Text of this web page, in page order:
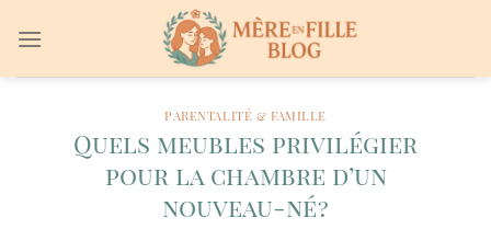
au
PARENTALITÉ & FAMILLE
Quels meubles privilégier
pour la chambre d’un
nouveau-né ?